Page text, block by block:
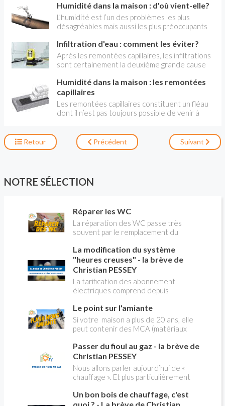
quand j'aurai trouver les finances, le côté de la
maison où il y a l'infiltration mais on me dit que si
l'eau vient du dessous ça ne servira à rien.
Pouvez-vous m'aider car je ne sais plus quoi
faire. Je voudrais régler ce gros problème avant
de vendre la maison. Fabienne
Humidité dans la maison : d'où vient-elle?
L’humidité est l’un des problèmes les plus
désagréables mais aussi les plus préoccupants
habitent que pour la maison elle-même. Elle
peut avoir différentes origines et causes.
Infiltration d'eau : comment les éviter?
Après les remontées capillaires, les infiltrations
sont certainement la deuxième grande cause
toutes les formes d’humidification du bâti, dues
à des pertes d’étanchéité de ce que les
professionnels appellent « l’enveloppe ».
Humidité dans la maison : les remontées
capillaires
Les remontées capillaires constituent un fléau
dont il n’est pas toujours possible de venir à
chaussée voire du premier étage.
Retour Précédent Suivant
NOTRE SÉLECTION
Réparer les WC
La réparation des WC passe très
souvent par le remplacement du
expliquer
La modification du système
"heures creuses" - la brève de
Christian PESSEY
La tarification des abonnement
électriques comprend depuis
pleines, heures creuses. Aujourd'hui
Christian PESSEY vous explique tout
ce qu'il faut savoir sur la nouvelle
modification du système "heures
creuses" qui concerne près de 15
millions de Français !
Le point sur l'amiante
Si votre maison a plus de 20 ans, elle
peut contenir des MCA (matériaux
panique, on fait le point dans notre
flash news n°3 spéciale Amiante et
ses dangers avec Christian Pessey
Passer du fioul au gaz - la brève de
Christian PESSEY
Nous allons parler aujourd’hui de «
chauffage ». Et plus particulièrement
aborder l’abandon du fioul au profit du
gaz.
Un bon bois de chauffage, c'est